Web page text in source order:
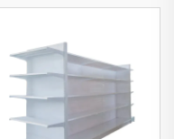
YD-S003